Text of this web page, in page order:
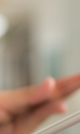
E Attacco